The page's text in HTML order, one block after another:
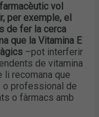
vol
per exemple, el
de fer la cerca
que la Vitamina E
–pot interferir
de vitamina
recomana que
o professional de
o fàrmacs amb